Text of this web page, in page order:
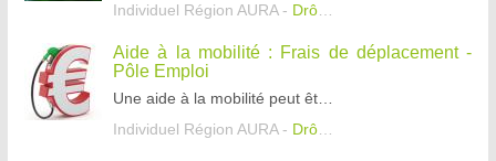
Individuel Région AURA - Drôme
Aide à la mobilité : Frais de déplacement -
Pôle Emploi
Individuel Région AURA - Drôme